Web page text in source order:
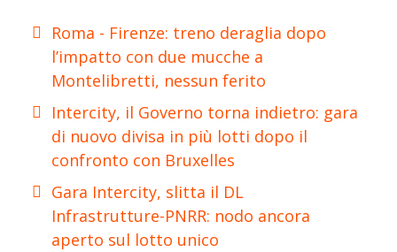
Roma - Firenze: treno deraglia dopo
l’impatto con due mucche a
Montelibretti, nessun ferito
Intercity, il Governo torna indietro: gara
di nuovo divisa in più lotti dopo il
confronto con Bruxelles
Gara Intercity, slitta il DL
Infrastrutture-PNRR: nodo ancora
aperto sul lotto unico